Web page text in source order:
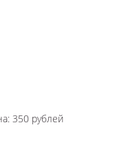
350 рублей